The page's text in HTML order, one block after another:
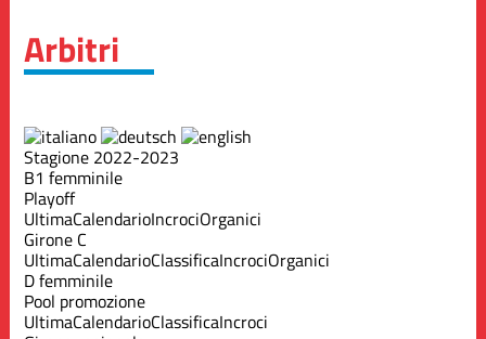
Arbitri
Stagione 2022-2023
B1 femminile
Playoff
UltimaCalendarioIncrociOrganici
Girone C
UltimaCalendarioClassificaIncrociOrganici
D femminile
Pool promozione
UltimaCalendarioClassificaIncroci